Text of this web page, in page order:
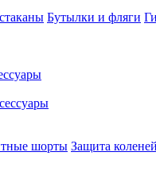
Бутылки и фляги
шорты Защита